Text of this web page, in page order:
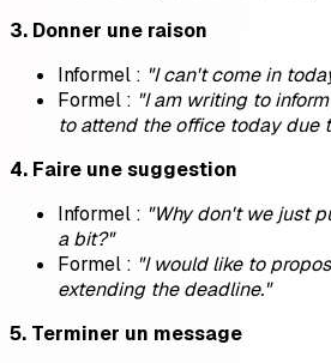
3. Donner une raison
Informel : "I can't come in
Formel : "I am writing to
to attend the office today due
4. Faire une suggestion
Informel : "Why don't we just
a bit?"
Formel : "I would like to
extending the deadline."
5. Terminer un message